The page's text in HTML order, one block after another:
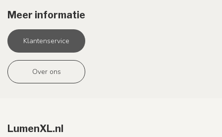
Meer informatie
Klantenservice
Over ons
LumenXL.nl